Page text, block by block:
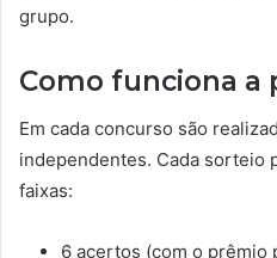
grupo.
Como funciona a
Em cada concurso são
independentes. Cada sorteio
faixas:
6 acertos (com o prêmio